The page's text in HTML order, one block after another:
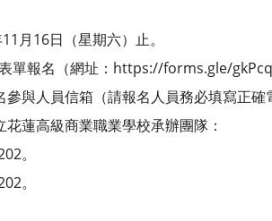
16日（星期六）止。
名（網址：https://forms.gle/
信箱（請報名人員務必填寫正確電
蓮高級商業職業學校承辦團隊：
。
。